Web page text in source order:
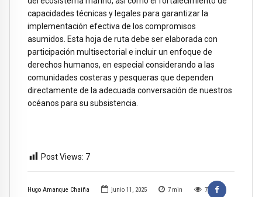
Hugo Amanque Chaiña junio 11, 2025 7 min 7
capacidades técnicas y legales para garantizar la
implementación efectiva de los compromisos
asumidos. Esta hoja de ruta debe ser elaborada con
participación multisectorial e incluir un enfoque de
derechos humanos, en especial considerando a las
comunidades costeras y pesqueras que dependen
directamente de la adecuada conversación de nuestros
océanos para su subsistencia.
Post Views: 7